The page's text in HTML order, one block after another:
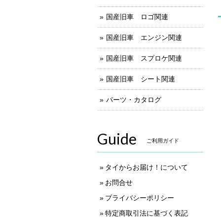
国産旧車 ロゴ関連
国産旧車 エンジン関連
国産旧車 スプロケ関連
国産旧車 シート関連
パーツ・カタログ
Guide ご利用ガイド
タイからお届け！について
お問合せ
プライバシーポリシー
特定商取引法に基づく表記